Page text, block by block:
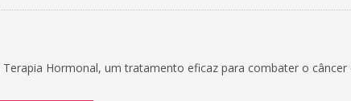
Terapia Hormonal, um tratamento eficaz para combater o câncer